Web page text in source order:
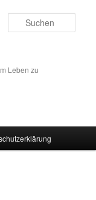
Leben zu